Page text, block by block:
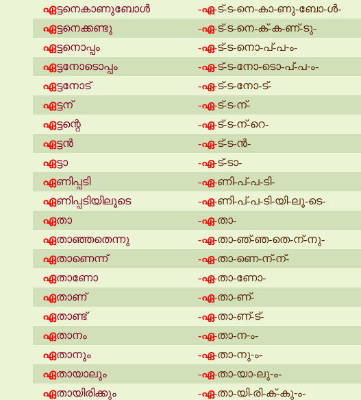
ഏട്ടനെകാണുബോൾ -ഏ-ട്-ട-നെ-കാ-ണു-ബോ-ൾ-
ഏട്ടനെക്കണ്ടു -ഏ-ട്-ട-നെ-ക്-ക-ണ്-ടു-
ഏട്ടനൊപ്പം -ഏ-ട്-ട-നൊ-പ്-പ-ം-
ഏട്ടനോടൊപ്പം -ഏ-ട്-ട-നോ-ടൊ-പ്-പ-ം-
ഏട്ടനോട് -ഏ-ട്-ട-നോ-ട്-
ഏട്ടന് -ഏ-ട്-ട-ന്-
ഏട്ടന്റെ -ഏ-ട്-ട-ന്-റെ-
ഏട്ടൻ -ഏ-ട്-ട-ൻ-
ഏട്ടാ -ഏ-ട്-ടാ-
ഏണിപ്പടി -ഏ-ണി-പ്-പ-ടി-
ഏണിപ്പടിയിലൂടെ -ഏ-ണി-പ്-പ-ടി-യി-ലൂ-ടെ-
ഏതാ -ഏ-താ-
ഏതാഞ്ഞതെന്നു -ഏ-താ-ഞ്-ഞ-തെ-ന്-നു-
ഏതാണെന്ന് -ഏ-താ-ണെ-ന്-ന്-
ഏതാണോ -ഏ-താ-ണോ-
ഏതാണ് -ഏ-താ-ണ്-
ഏതാണ്ട് -ഏ-താ-ണ്-ട്-
ഏതാനം -ഏ-താ-ന-ം-
ഏതാനും -ഏ-താ-നു-ം-
ഏതായാലും -ഏ-താ-യാ-ലു-ം-
ഏതായിരിക്കും -ഏ-താ-യി-രി-ക്-കു-ം-